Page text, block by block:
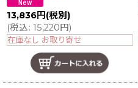
13,836円 (税別)
(税込: 15,220円)
在庫なし お取り寄せ